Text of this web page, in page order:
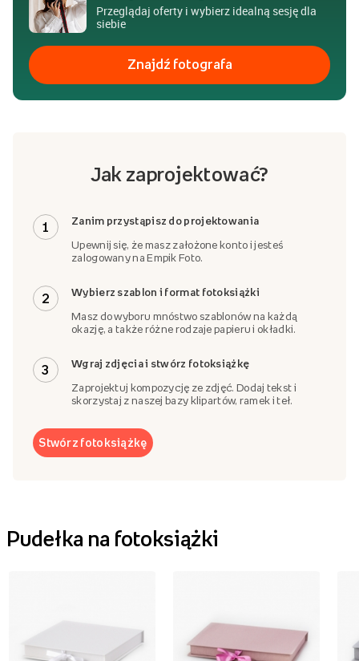
Przeglądaj oferty i wybierz idealną sesję dla
siebie
Znajdź fotografa
Jak zaprojektować?
1 Zanim przystąpisz do projektowania
Upewnij się, że masz założone konto i jesteś
zalogowany na Empik Foto.
2 Wybierz szablon i format fotoksiążki
Masz do wyboru mnóstwo szablonów na każdą
okazję, a także różne rodzaje papieru i okładki.
3 Wgraj zdjęcia i stwórz fotoksiążkę
Zaprojektuj kompozycję ze zdjęć. Dodaj tekst i
skorzystaj z naszej bazy klipartów, ramek i teł.
Stwórz fotoksiążkę
Pudełka na fotoksiążki